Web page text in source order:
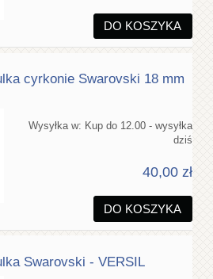
DO KOSZYKA
cyrkonie Swarovski 18 mm
Wysyłka w: Kup do 12.00 - wysyłka
dziś
40,00 zł
DO KOSZYKA
Swarovski - VERSIL